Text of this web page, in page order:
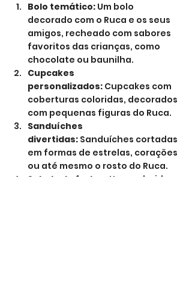
Bolo temático: Um bolo
decorado com o Ruca e os seus
amigos, recheado com sabores
favoritos das crianças, como
chocolate ou baunilha.
Cupcakes
personalizados: Cupcakes com
coberturas coloridas, decorados
com pequenas figuras do Ruca.
Sanduíches
divertidas: Sanduíches cortadas
em formas de estrelas, corações
ou até mesmo o rosto do Ruca.
Salada de frutas:
Uma colorida